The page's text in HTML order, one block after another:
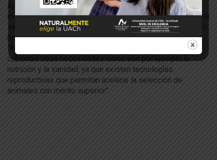
Aplicadas a la Reproducción de Rumiantes Menores,
explicando la técnica de inseminación artificial, la calidad de
semen que se usa, la sincronización de la respuesta de las
hembras a las hormonas, el estado nutricional, entre otras:
“Antes de aplicar las biotecnologías debemos tener
cubiertas otras necesidades como son por ejemplo la
nutrición y la sanidad, ya que existen tecnologías
reproductivas que permitan acelerar la selección de
animales con mérito superior”.